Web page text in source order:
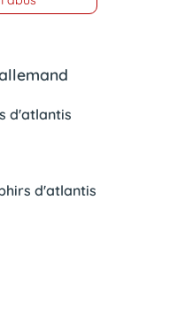
d'atlantis
d'atlantis